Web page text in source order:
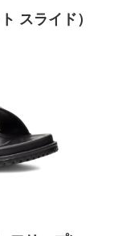
スライド）